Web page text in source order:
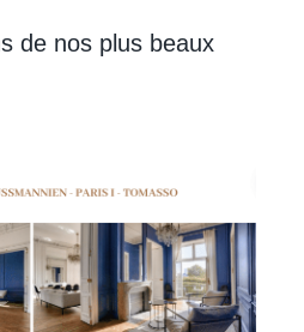
de nos plus beaux